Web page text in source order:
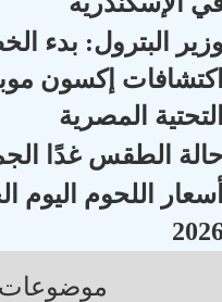
البترول: بدء
إكسون
المصرية
الطقس غدًا الجمعة 7